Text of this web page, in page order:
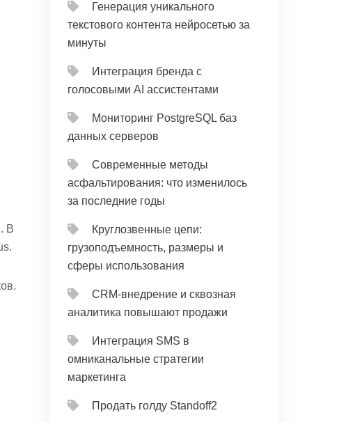
В
Генерация уникального
текстового контента нейросетью за
минуты
Интеграция бренда с
голосовыми AI ассистентами
Мониторинг PostgreSQL баз
данных серверов
Современные методы
асфальтирования: что изменилось
за последние годы
Круглозвенные цепи:
грузоподъемность, размеры и
сферы использования
CRM‑внедрение и сквозная
аналитика повышают продажи
Интеграция SMS в
омниканальные стратегии
маркетинга
Продать голду Standoff2